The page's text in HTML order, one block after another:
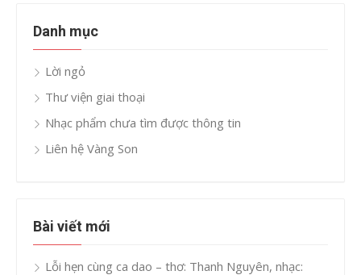
Danh mục
Lời ngỏ
Thư viện giai thoại
Nhạc phẩm chưa tìm được thông tin
Liên hệ Vàng Son
Bài viết mới
Lỗi hẹn cùng ca dao – thơ: Thanh Nguyên, nhạc: